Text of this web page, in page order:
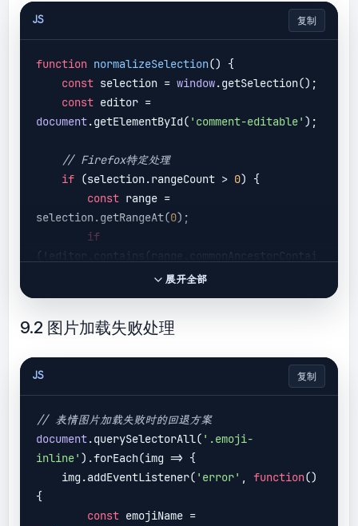
JS 复制
function normalizeSelection() {
const selection = window.getSelection();
const
document.getElementById( 'comment-editable' );
// Firefox特定处理
if (selection.rangeCount > 0) {
const range =
selection.getRangeAt(0);
if
(!editor.contains(range.commonAncestorContai
        }
    }
展开全部
9.2 图片加载失败处理
JS 复制
// 表情图片加载失败时的回退方案
document.querySelectorAll( '.emoji-
inline' ).forEach(img => {
    img.addEventListener(
'error' , function(
{
const